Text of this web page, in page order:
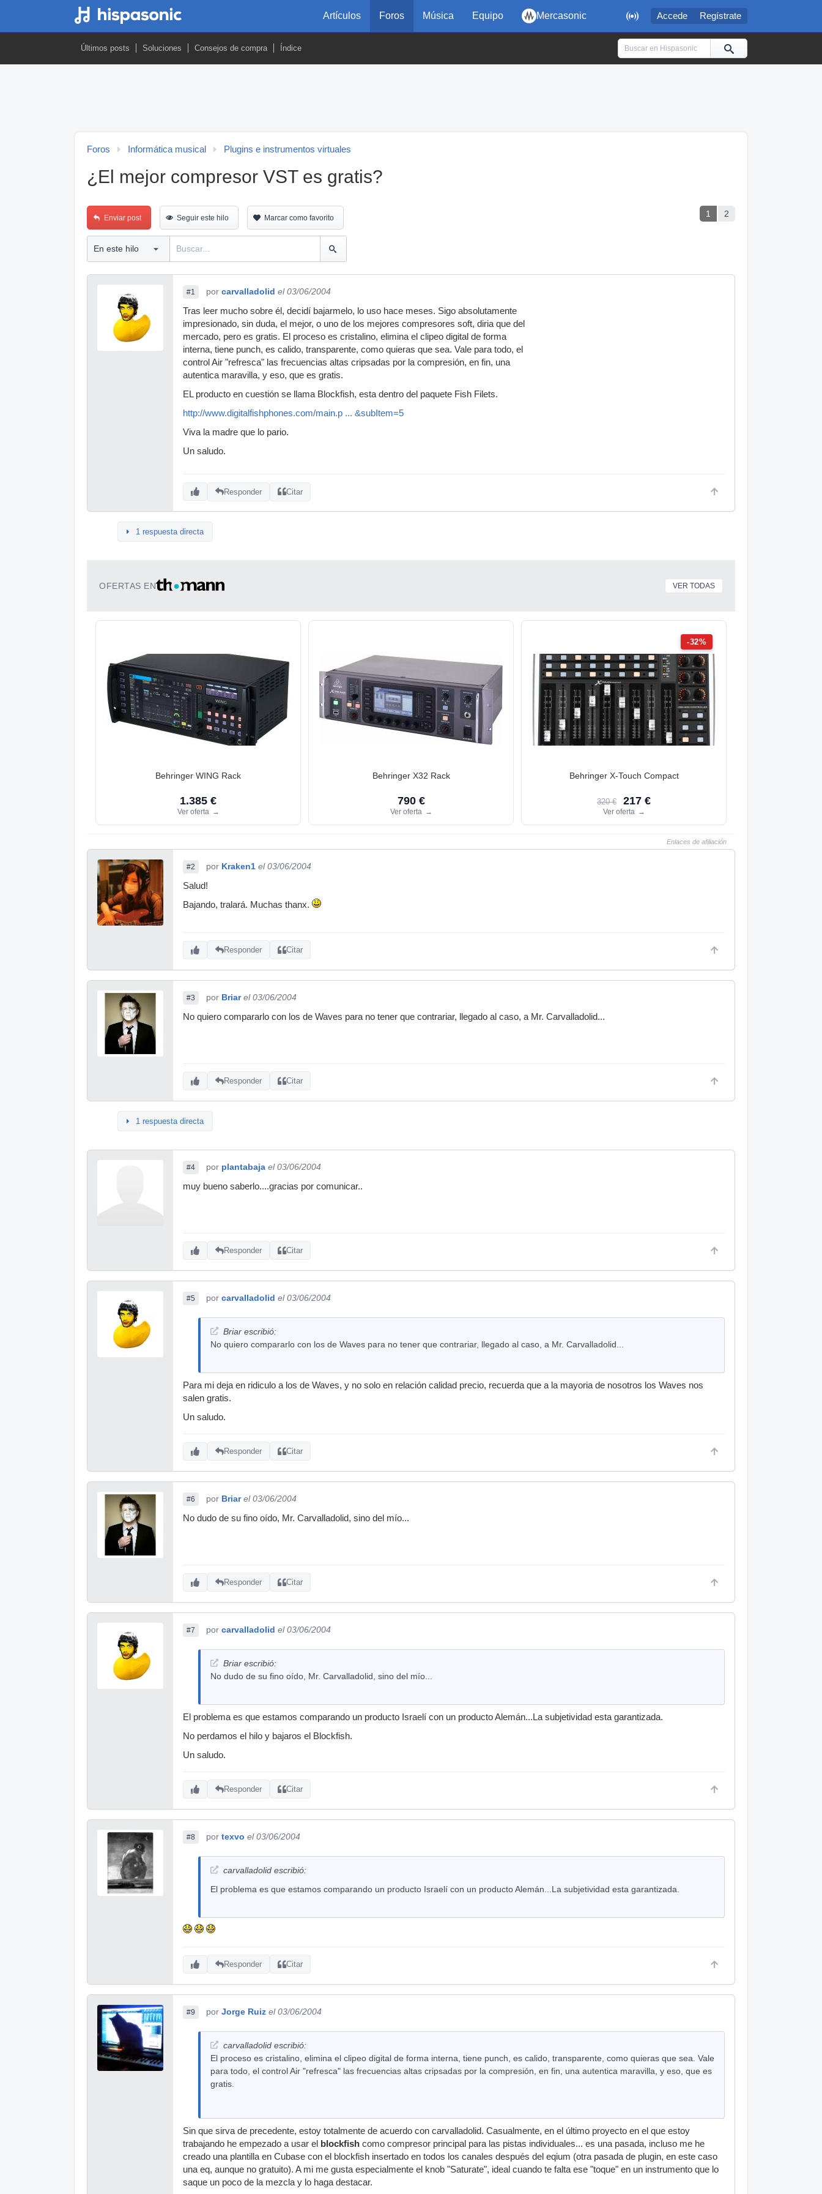
 Accede Regístrate
Artículos Foros Música Equipo Mercasonic
Últimos posts Soluciones Consejos de compra Índice
Foros Informática musical Plugins e instrumentos virtuales
¿El mejor compresor VST es gratis?
1 2
Enviar post Seguir este hilo Marcar como favorito
#1 por carvalladolid el 03/06/2004
Tras leer mucho sobre él, decidí bajarmelo, lo uso hace meses. Sigo absolutamente
impresionado, sin duda, el mejor, o uno de los mejores compresores soft, diria que del
mercado, pero es gratis. El proceso es cristalino, elimina el clipeo digital de forma
interna, tiene punch, es calido, transparente, como quieras que sea. Vale para todo, el
control Air "refresca" las frecuencias altas cripsadas por la compresión, en fin, una
autentica maravilla, y eso, que es gratis.
EL producto en cuestión se llama Blockfish, esta dentro del paquete Fish Filets.
http://www.digitalfishphones.com/main.p ... &subItem=5
Viva la madre que lo pario.
Un saludo.
Responder Citar
1 respuesta directa
OFERTAS EN VER TODAS
Behringer WING Rack
1.385 €
Ver oferta →
Behringer X32 Rack
790 €
Ver oferta →
-32%
Behringer X-Touch Compact
320 € 217 €
Ver oferta →
Enlaces de afiliación
#2 por Kraken1 el 03/06/2004
Salud!
Bajando, tralará. Muchas thanx.
Responder Citar
#3 por Briar el 03/06/2004
No quiero compararlo con los de Waves para no tener que contrariar, llegado al caso, a Mr. Carvalladolid...
Responder Citar
1 respuesta directa
#4 por plantabaja el 03/06/2004
muy bueno saberlo....gracias por comunicar..
Responder Citar
#5 por carvalladolid el 03/06/2004
Briar escribió:
No quiero compararlo con los de Waves para no tener que contrariar, llegado al caso, a Mr. Carvalladolid...
Para mi deja en ridiculo a los de Waves, y no solo en relación calidad precio, recuerda que a la mayoria de nosotros los Waves nos
salen gratis.
Un saludo.
Responder Citar
#6 por Briar el 03/06/2004
No dudo de su fino oído, Mr. Carvalladolid, sino del mío...
Responder Citar
#7 por carvalladolid el 03/06/2004
Briar escribió:
No dudo de su fino oído, Mr. Carvalladolid, sino del mío...
El problema es que estamos comparando un producto Israelí con un producto Alemán...La subjetividad esta garantizada.
No perdamos el hilo y bajaros el Blockfish.
Un saludo.
Responder Citar
#8 por texvo el 03/06/2004
carvalladolid escribió:
El problema es que estamos comparando un producto Israelí con un producto Alemán...La subjetividad esta garantizada.
Responder Citar
#9 por Jorge Ruiz el 03/06/2004
carvalladolid escribió:
El proceso es cristalino, elimina el clipeo digital de forma interna, tiene punch, es calido, transparente, como quieras que sea. Vale
para todo, el control Air "refresca" las frecuencias altas cripsadas por la compresión, en fin, una autentica maravilla, y eso, que es
gratis.
Sin que sirva de precedente, estoy totalmente de acuerdo con carvalladolid. Casualmente, en el último proyecto en el que estoy
trabajando he empezado a usar el
blockfish como compresor principal para las pistas individuales... es una pasada, incluso me he
creado una plantilla en Cubase con el blockfish insertado en todos los canales después del eqium (otra pasada de plugin, en este caso
una eq, aunque no gratuito). A mi me gusta especialmente el knob "Saturate", ideal cuando te falta ese "toque" en un instrumento que lo
saque un poco de la mezcla y lo haga destacar.